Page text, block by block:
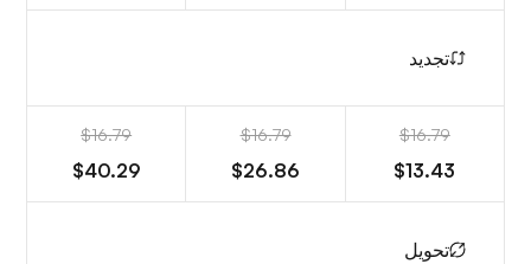
تجديد
$16.79
$13.43
$16.79
$26.86
$16.79
$40.29
تحويل